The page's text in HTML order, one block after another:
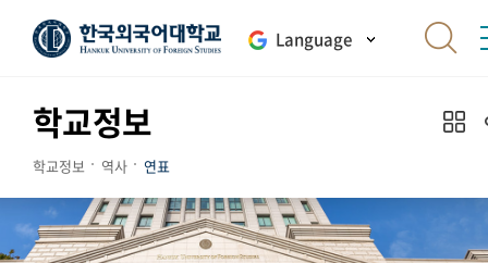
Language
학교정보
학교정보 역사 연표